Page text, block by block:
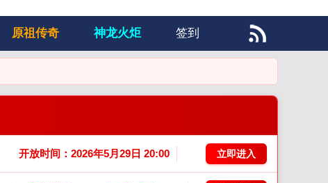
原祖传奇 神龙火炬 签到
开放时间：2026年5月29日 20:00 立即进入